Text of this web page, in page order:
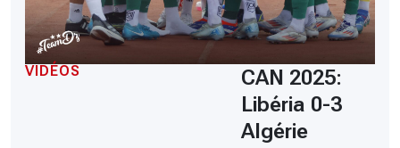
VIDÉOS
CAN 2025:
Libéria 0-3
Algérie